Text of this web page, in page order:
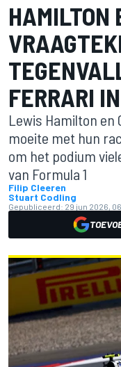
HAMILTON
FERRARI
Lewis Hamilton en
moeite met hun
om het podium
van Formula 1
Filip Cleeren
Stuart Codling
Gepubliceerd: 29 jun 2026,